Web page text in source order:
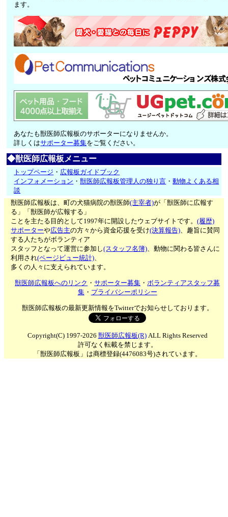
ます。
あなたも獣医師広報板のサポーターになりませんか。
詳しくはサポーター募集をご覧ください。
◆獣医師広報板メニュー
トップページ ・ 広報板ガイドブック
インフォメーション ・獣医師広報板管理人の独り言 ・動物よくある相
談
獣医師広報板は、町の犬猫病院の獣医師(主宰者)が「獣医師に広報す
る」「獣医師が広報する」
ことを主たる目的として1997年に開設したウェブサイトです。(履歴)
サポーターや広告主の方々から資金応援を受け(決算報告)、趣旨に賛同
する人たちがボランティア
スタッフとなって運営に参加し(スタッフ名簿)、動物に関わる皆さんに
利用され(ページビュー統計)、
多くの人々に支えられています。
獣医師広報板へのリンク ・サポーター募集 ・ボランティアスタッフ募
集・ プライバシーポリシー
獣医師広報板の最新更新情報をTwitterでお知らせしております。
Copyright(C) 1997-2026 獣医師広報板(R)ALL Rights Reserved
許可なく転載を禁じます。
「獣医師広報板」は商標登録(4476083号)されています。